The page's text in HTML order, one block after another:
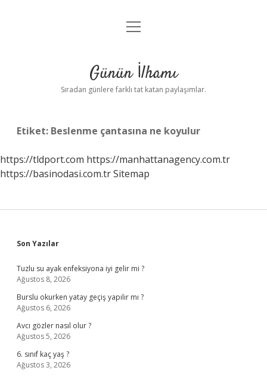
Anasayfa
Yasal Uyarı
menüyü
Günün İlhamı
Sıradan günlere farklı tat katan paylaşımlar.
Etiket: Beslenme çantasına ne koyulur
https://tldport.com https://manhattanagency.com.tr
https://basinodasi.com.trSitemap
Sidebar
Son Yazılar
Tuzlu su ayak enfeksiyona iyi gelir mi ?
Ağustos 8, 2026
Burslu okurken yatay geçiş yapılır mı ?
Ağustos 6, 2026
Avcı gözler nasıl olur ?
Ağustos 5, 2026
6. sınıf kaç yaş ?
Ağustos 3, 2026